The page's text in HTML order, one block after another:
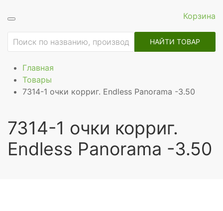
Корзина
НАЙТИ ТОВАР
Главная
Товары
7314-1 очки корриг. Endless Panorama -3.50
7314-1 очки корриг.
Endless Panorama -3.50